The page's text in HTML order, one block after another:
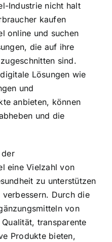
Industrie nicht halt
kaufen
online und suchen
die auf ihre
sind.
Lösungen wie
und
anbieten, können
und die
der
eine Vielzahl von
zu unterstützen
Durch die
von
transparente
Produkte bieten,